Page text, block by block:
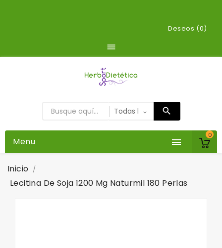
Deseos (0)

0

Menu
Inicio
Lecitina De Soja 1200 Mg Naturmil 180 Perlas